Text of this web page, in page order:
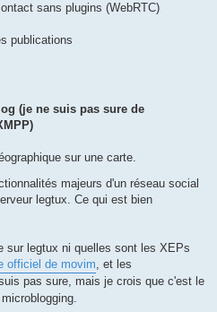
sans plugins (WebRTC)
publications
(je ne suis pas sure de
sur une carte.
majeurs d'un réseau social
legtux. Ce qui est bien
sur legtux ni quelles sont les XEPs
officiel de movim, et les
pas sure, mais je crois que c'est le